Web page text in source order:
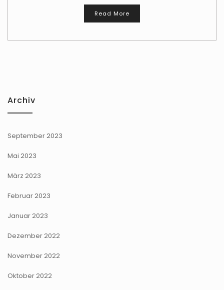
Read More
Archiv
September 2023
Mai 2023
März 2023
Februar 2023
Januar 2023
Dezember 2022
November 2022
Oktober 2022